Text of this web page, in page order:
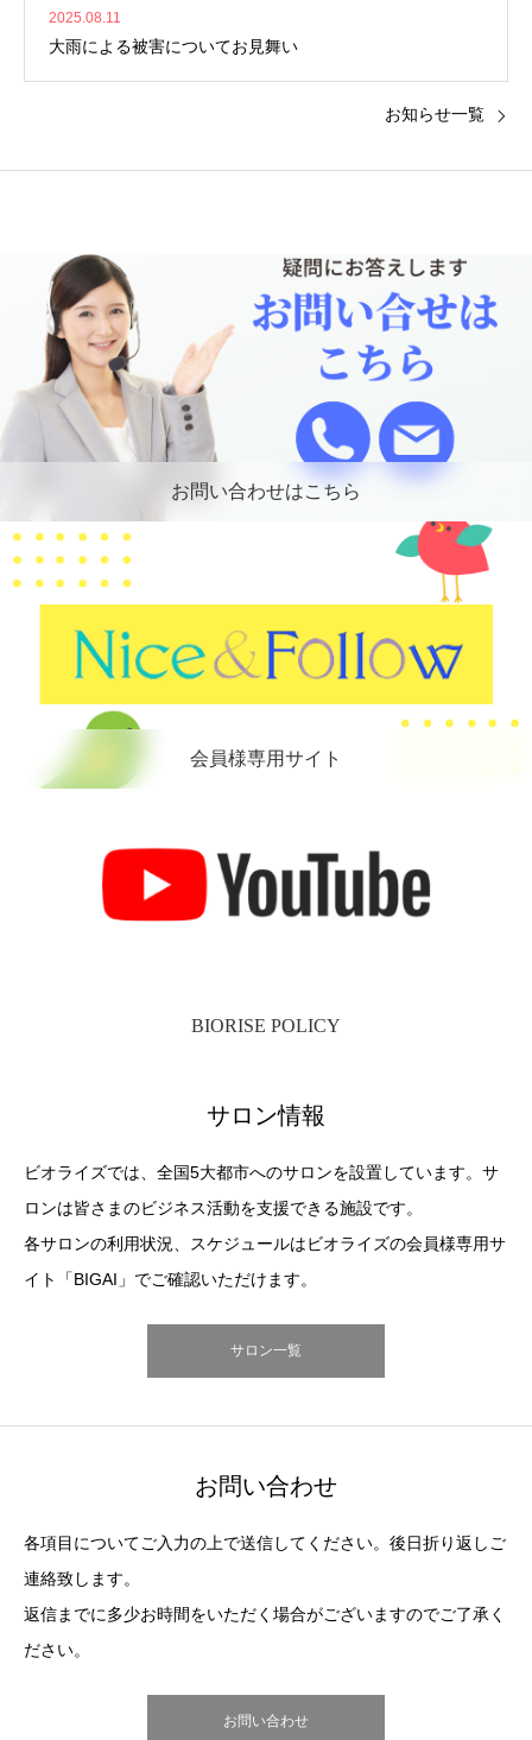
2025.08.11
大雨による被害についてお見舞い
お知らせ一覧
お問い合わせはこちら
会員様専用サイト
BIORISE POLICY
サロン情報
ビオライズでは、全国5大都市へのサロンを設置しています。サ
ロンは皆さまのビジネス活動を支援できる施設です。
各サロンの利用状況、スケジュールはビオライズの会員様専用サ
イト「BIGAI」でご確認いただけます。
サロン一覧
お問い合わせ
各項目についてご入力の上で送信してください。後日折り返しご
連絡致します。
返信までに多少お時間をいただく場合がございますのでご了承く
ださい。
お問い合わせ